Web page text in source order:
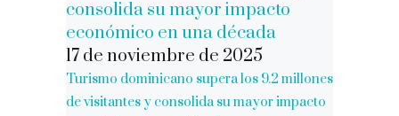
17 de noviembre de 2025
Turismo dominicano supera los 9.2 millones
de visitantes y consolida su mayor impacto